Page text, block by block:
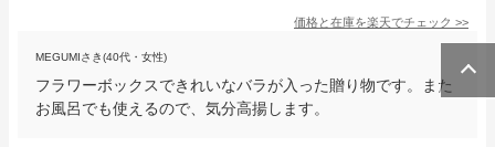
価格と在庫を楽天でチェック >>
MEGUMIさき(40代・女性)
フラワーボックスできれいなバラが入った贈り物です。また
お風呂でも使えるので、気分高揚します。